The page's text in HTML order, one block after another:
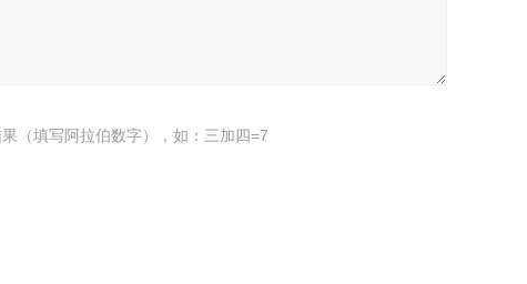
（填写阿拉伯数字），如：三加四=7